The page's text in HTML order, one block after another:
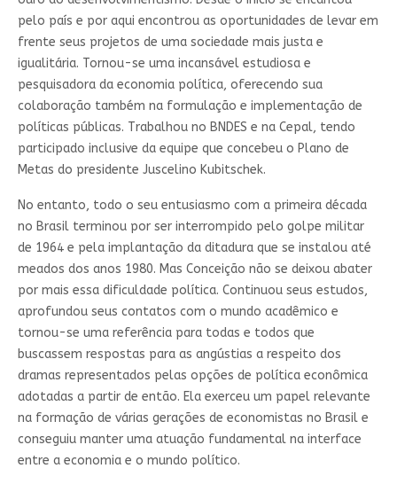
pelo país e por aqui encontrou as oportunidades de levar em
frente seus projetos de uma sociedade mais justa e
igualitária. Tornou-se uma incansável estudiosa e
pesquisadora da economia política, oferecendo sua
colaboração também na formulação e implementação de
políticas públicas. Trabalhou no BNDES e na Cepal, tendo
participado inclusive da equipe que concebeu o Plano de
Metas do presidente Juscelino Kubitschek.
No entanto, todo o seu entusiasmo com a primeira década
no Brasil terminou por ser interrompido pelo golpe militar
de 1964 e pela implantação da ditadura que se instalou até
meados dos anos 1980. Mas Conceição não se deixou abater
por mais essa dificuldade política. Continuou seus estudos,
aprofundou seus contatos com o mundo acadêmico e
tornou-se uma referência para todas e todos que
buscassem respostas para as angústias a respeito dos
dramas representados pelas opções de política econômica
adotadas a partir de então. Ela exerceu um papel relevante
na formação de várias gerações de economistas no Brasil e
conseguiu manter uma atuação fundamental na interface
entre a economia e o mundo político.